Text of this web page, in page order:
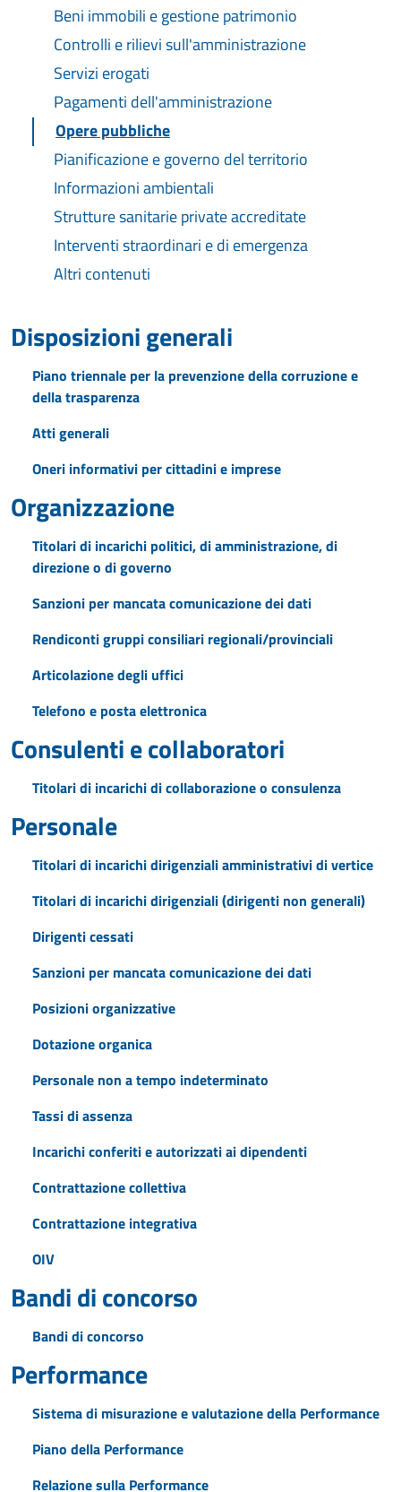
Beni immobili e gestione patrimonio
Controlli e rilievi sull'amministrazione
Servizi erogati
Pagamenti dell'amministrazione
Opere pubbliche
Pianificazione e governo del territorio
Informazioni ambientali
Strutture sanitarie private accreditate
Interventi straordinari e di emergenza
Altri contenuti
Disposizioni generali
Piano triennale per la prevenzione della corruzione e
della trasparenza
Atti generali
Oneri informativi per cittadini e imprese
Organizzazione
Titolari di incarichi politici, di amministrazione, di
direzione o di governo
Sanzioni per mancata comunicazione dei dati
Rendiconti gruppi consiliari regionali/provinciali
Articolazione degli uffici
Telefono e posta elettronica
Consulenti e collaboratori
Titolari di incarichi di collaborazione o consulenza
Personale
Titolari di incarichi dirigenziali amministrativi di vertice
Titolari di incarichi dirigenziali (dirigenti non generali)
Dirigenti cessati
Sanzioni per mancata comunicazione dei dati
Posizioni organizzative
Dotazione organica
Personale non a tempo indeterminato
Tassi di assenza
Incarichi conferiti e autorizzati ai dipendenti
Contrattazione collettiva
Contrattazione integrativa
OIV
Bandi di concorso
Bandi di concorso
Performance
Sistema di misurazione e valutazione della Performance
Piano della Performance
Relazione sulla Performance